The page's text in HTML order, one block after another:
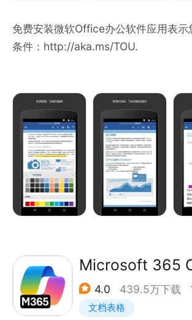
和编辑文档。购买Office 365订阅账号
高级的编辑功能。企业用户需用符合条
365企业版账户 (包括由世纪互联运营
要求：
• 操作系统安卓4.4.x 及以上（Android
• 1G或更高内存
免费安装微软Office办公软件应用表示
条件：http://aka.ms/TOU.
• 图像、表格、图表、SmartArt、脚
完美呈现
• Word 文档和电脑上的一样精美
• 自动记忆功能让您可以在任何设备上
文档
• 打开doc和docx等文件
都能保持一致
• 字体、图片、表格、文本框、形状、
等丰富格式，让您随心所欲表达想法
• 通过修订和批注来审阅Word文档
Microsoft 365
4.0 439.5万下载
文档表格